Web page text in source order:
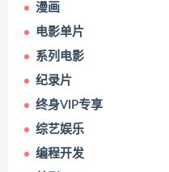
漫画
电影单片
系列电影
纪录片
终身VIP专享
综艺娱乐
编程开发